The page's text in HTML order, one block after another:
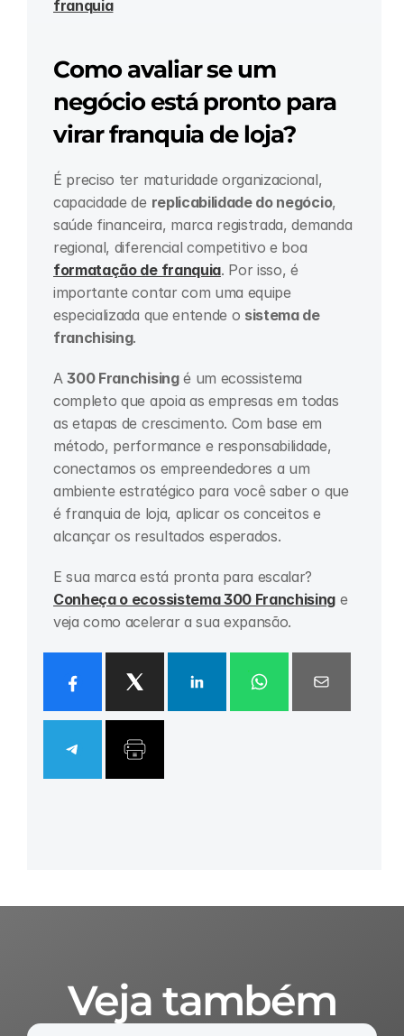
franquia
Como avaliar se um
negócio está pronto para
virar franquia de loja?
É preciso ter maturidade organizacional,
capacidade de replicabilidade do negócio,
saúde financeira, marca registrada, demanda
formatação de franquia. Por isso, é
importante contar com uma equipe
especializada que entende o sistema de
franchising.
A 300 Franchising é um ecossistema
completo que apoia as empresas em todas
as etapas de crescimento. Com base em
método, performance e responsabilidade,
conectamos os empreendedores a um
ambiente estratégico para você saber o que
é franquia de loja, aplicar os conceitos e
alcançar os resultados esperados.
Conheça o ecossistema 300 Franchising e
veja como acelerar a sua expansão.
Veja também